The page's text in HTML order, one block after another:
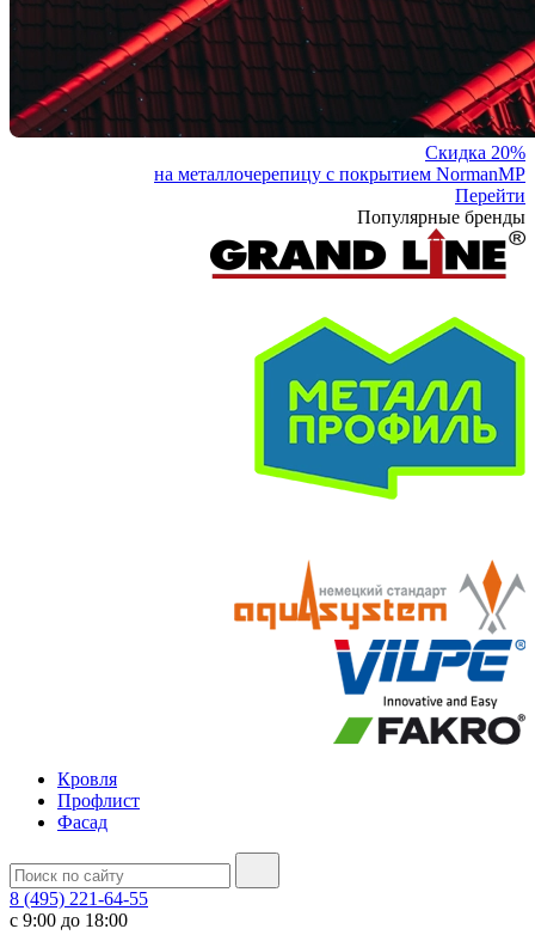
Скидка 20%
на металлочерепицу с покрытием NormanMP
Перейти
Популярные бренды
Кровля
Профлист
Фасад
8 (495) 221-64-55
с 9:00 до 18:00